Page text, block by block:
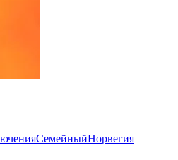
СемейныйНорвегия